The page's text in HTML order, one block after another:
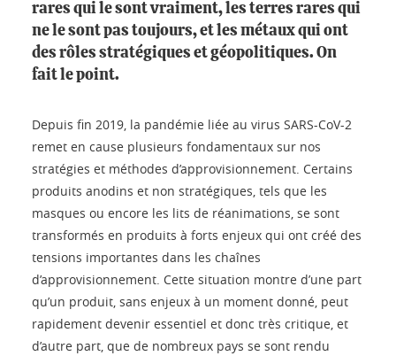
rares qui le sont vraiment, les terres rares qui
ne le sont pas toujours, et les métaux qui ont
des rôles stratégiques et géopolitiques. On
fait le point.
Depuis fin 2019, la pandémie liée au virus SARS-CoV-2
remet en cause plusieurs fondamentaux sur nos
stratégies et méthodes d’approvisionnement. Certains
produits anodins et non stratégiques, tels que les
masques ou encore les lits de réanimations, se sont
transformés en produits à forts enjeux qui ont créé des
tensions importantes dans les chaînes
d’approvisionnement. Cette situation montre d’une part
qu’un produit, sans enjeux à un moment donné, peut
rapidement devenir essentiel et donc très critique, et
d’autre part, que de nombreux pays se sont rendu